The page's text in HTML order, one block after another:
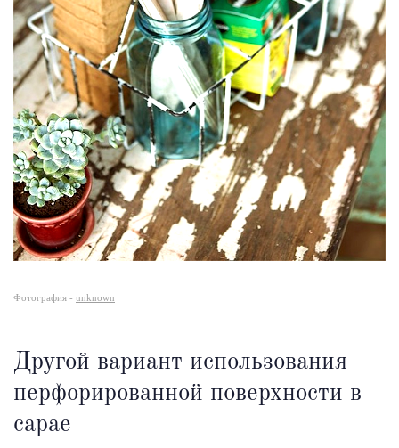
Фотография - unknown
Другой вариант использования
перфорированной поверхности в
сарае